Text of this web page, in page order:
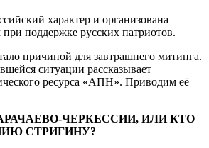
характер и организована
поддержке русских патриотов.
причиной для завтрашнего митинга.
ситуации рассказывает
ресурса «АПН». Приводим её
ЧЕРКЕССИИ, ИЛИ КТО
СТРИГИНУ?